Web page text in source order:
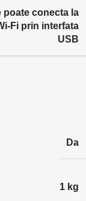
poate conecta la
Fi prin interfata
USB
Da
1 kg